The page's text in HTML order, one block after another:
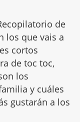
de
los que vais a
cortos
de toc toc,
los
y cuáles
gustarán a los